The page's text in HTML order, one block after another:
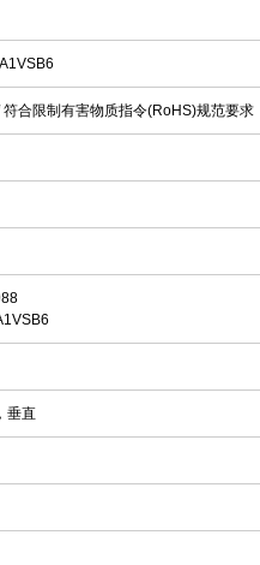
符合限制有害物质指令(RoHS)规范要求
垂直